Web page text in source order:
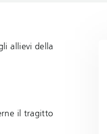
allievi della
il tragitto